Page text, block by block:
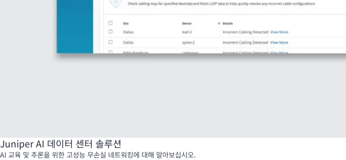
Juniper AI 데이터 센터 솔루션
AI 교육 및 추론을 위한 고성능 무손실 네트워킹에 대해 알아보십시오.